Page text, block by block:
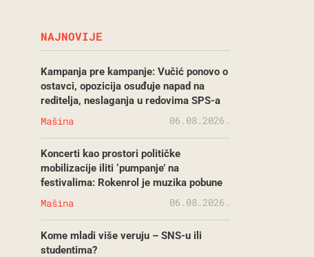
NAJNOVIJE
Kampanja pre kampanje: Vučić ponovo o
ostavci, opozicija osuđuje napad na
reditelja, neslaganja u redovima SPS-a
Mašina 06.08.2026.
Koncerti kao prostori političke
mobilizacije iliti ‘pumpanje’ na
festivalima: Rokenrol je muzika pobune
Mašina 06.08.2026.
Kome mladi više veruju – SNS-u ili
studentima?